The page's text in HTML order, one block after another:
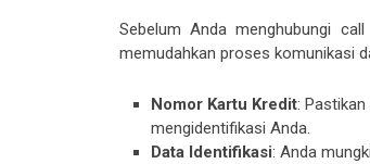
Sebelum Anda menghubungi
memudahkan proses komunikasi
Nomor Kartu Kredit:
mengidentifikasi Anda.
Data Identifikasi: Anda